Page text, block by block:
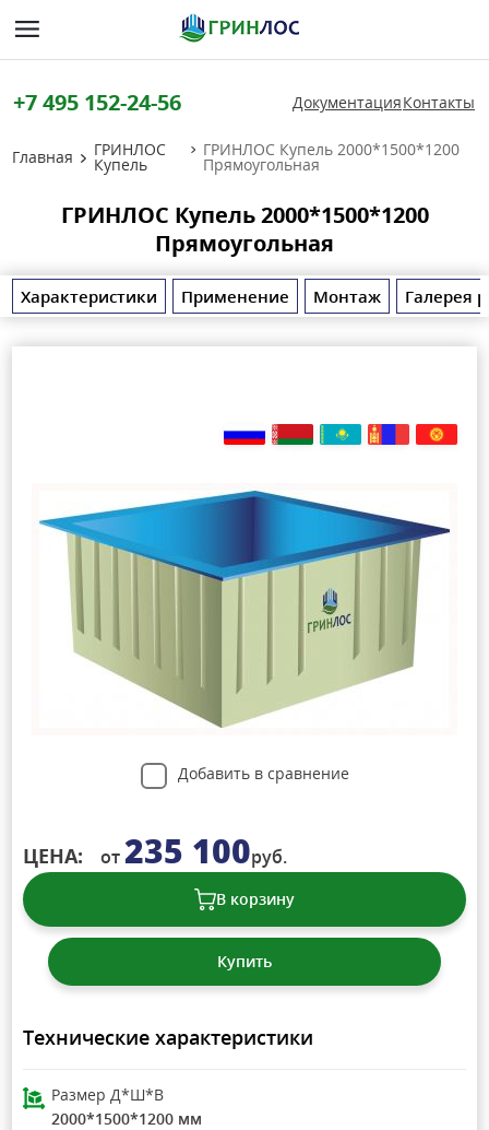
+7 495 152-24-56 ДокументацияКонтакты
Главная ГРИНЛОС
Купель
ГРИНЛОС Купель 2000*1500*1200
Прямоугольная
ГРИНЛОС Купель 2000*1500*1200
Прямоугольная
Характеристики Применение Монтаж Галерея
Добавить в сравнение
ЦЕНА: от235 100руб.
В корзину
Купить
Технические характеристики
Размер Д*Ш*В
2000*1500*1200 мм